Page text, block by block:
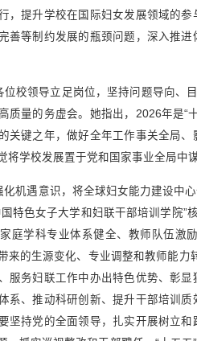
，提升学校在国际妇女发展领域的
善等制约发展的瓶颈问题，深入推
位校领导立足岗位，坚持问题导向、
质量的务虚会。她指出，2026年是
关键之年，做好全年工作事关全局
将学校发展置于党和国家事业全局中
化机遇意识，将全球妇女能力建设中
特色女子大学和妇联干部培训学院”
庭学科专业体系健全、教师队伍激
来的生源变化、专业调整和教师能力
服务妇联工作中办出特色优势、彰
系、推动科研创新、提升干部培训
坚持党的全面领导，扎实开展树立